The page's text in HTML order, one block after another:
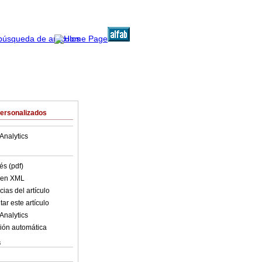
(pdf)
XML
del artículo
este artículo
automática